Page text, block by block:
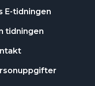
E-tidningen
tidningen